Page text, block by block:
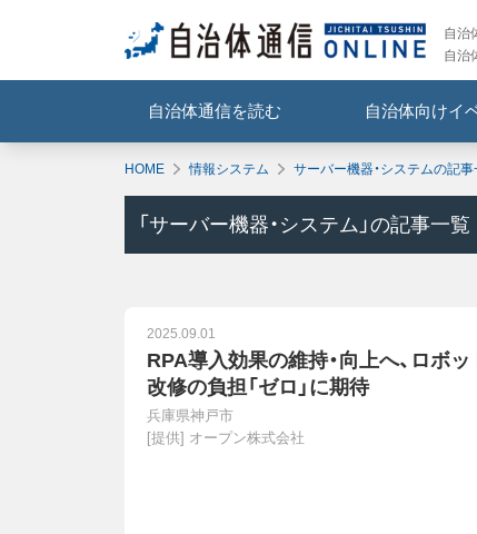
自治
自治
自治体通信を読む 自治体向けイ
HOME 情報システム サーバー機器・システムの記
「 サーバー機器・システム 」の記事一覧
2025.09.01
RPA導入効果の維持・向上へ、ロボッ
改修の負担「ゼロ」に期待
兵庫県神戸市
[提供] オープン株式会社